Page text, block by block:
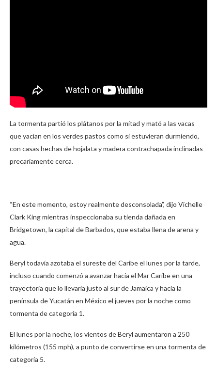
La tormenta partió los plátanos por la mitad y mató a las vacas
que yacían en los verdes pastos como si estuvieran durmiendo,
con casas hechas de hojalata y madera contrachapada inclinadas
precariamente cerca.
“En este momento, estoy realmente desconsolada”, dijo Vichelle
Clark King mientras inspeccionaba su tienda dañada en
Bridgetown, la capital de Barbados, que estaba llena de arena y
agua.
Beryl todavía azotaba el sureste del Caribe el lunes por la tarde,
incluso cuando comenzó a avanzar hacia el Mar Caribe en una
trayectoria que lo llevaría justo al sur de Jamaica y hacia la
península de Yucatán en México el jueves por la noche como
tormenta de categoría 1.
El lunes por la noche, los vientos de Beryl aumentaron a 250
kilómetros (155 mph), a punto de convertirse en una tormenta de
categoría 5.